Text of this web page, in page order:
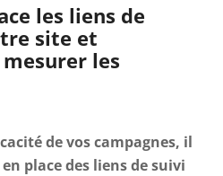
les liens de
site et
les
de vos campagnes, il
place des liens de suivi